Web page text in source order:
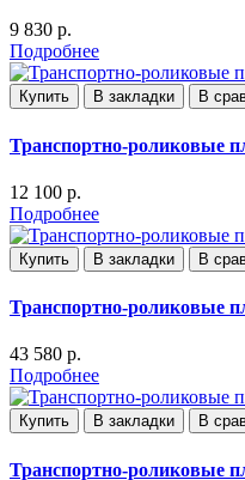
9 830 р.
Подробнее
Купить В закладки В
Транспортно-роликовые
12 100 р.
Подробнее
Купить В закладки В
Транспортно-роликовые
43 580 р.
Подробнее
Купить В закладки В
Транспортно-роликовые